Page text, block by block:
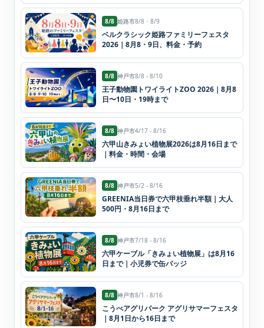
8/8 姫路市8/8・8/9
ベルクラシック姫路ファミリーフェスタ
2026｜8月8・9日、料金・予約
8/8 神戸市8/8 - 8/10
王子動物園トワイライトZOO 2026｜8月8
日〜10日・19時まで
8/8 神戸市4/17 - 8/16
六甲山きみょい植物展2026は8月16日まで
｜料金・時間・会場
8/8 神戸市5/2 - 8/16
GREENIA当日券で六甲枝垂れ半額｜大人
500円・8月16日まで
8/8 神戸市7/18 - 8/16
六甲ケーブル「きみょい植物展」は8月16
日まで｜小児券で缶バッジ
8/8 神戸市8/1 - 8/16
こうべアグリパーク アグリサマーフェスタ
｜8月1日から16日まで